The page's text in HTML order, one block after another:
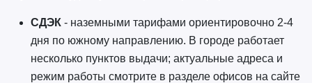
СДЭК- наземными тарифами ориентировочно 2-4
дня по южному направлению. В городе работает
несколько пунктов выдачи; актуальные адреса и
режим работы смотрите в разделе офисов на сайте